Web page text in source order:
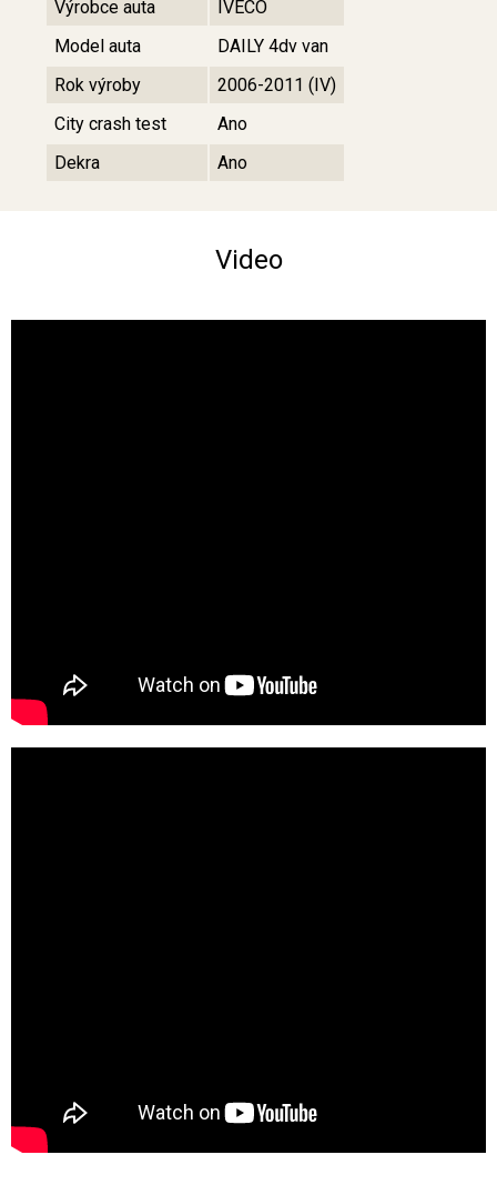
Výrobce auta
IVECO
Model auta
DAILY 4dv van
Rok výroby
2006-2011 (IV)
City crash test
Ano
Dekra
Ano
Video